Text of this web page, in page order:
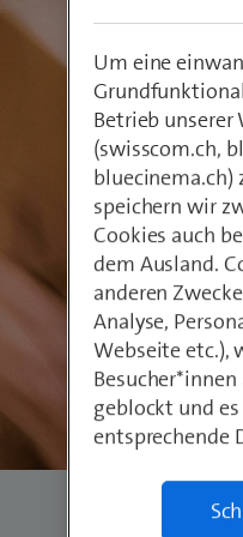
Um eine
Betrieb unserer
(swisscom.ch,
bluecinema.ch)
speichern wir
Cookies auch
dem Ausland.
anderen
Analyse,
Webseite etc.),
geblockt und
entsprechende